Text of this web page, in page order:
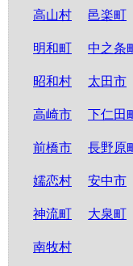
高山村
邑楽町
明和町 中之条
昭和村 太田市
高崎市 下仁田
前橋市 長野原
嬬恋村 安中市
神流町 大泉町
南牧村